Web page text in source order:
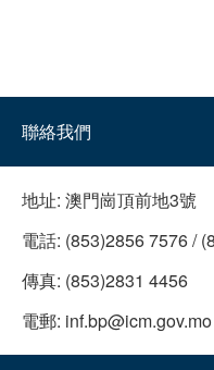
聯絡我們
地址: 澳門崗頂前地3號
電話: (853)2856 7576 /
傳真: (853)2831 4456
電郵: inf.bp@icm.gov.mo